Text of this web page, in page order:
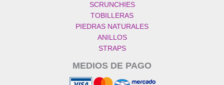
SCRUNCHIES
TOBILLERAS
PIEDRAS NATURALES
ANILLOS
STRAPS
MEDIOS DE PAGO